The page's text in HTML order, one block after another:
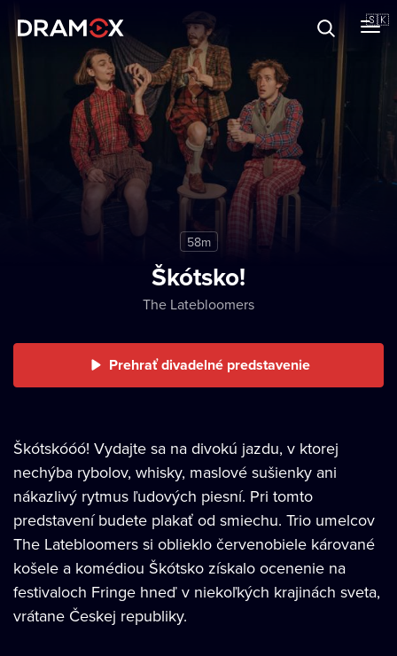
🇸🇰
Darčekové poukazy
Zaregistrujte sa
58m
Škótsko!
The Latebloomers
Prehrať divadelné predstavenie
Škótskóóó! Vydajte sa na divokú jazdu, v ktorej
nechýba rybolov, whisky, maslové sušienky ani
nákazlivý rytmus ľudových piesní. Pri tomto
predstavení budete plakať od smiechu. Trio umelcov
The Latebloomers si oblieklo červenobiele kárované
košele a komédiou Škótsko získalo ocenenie na
festivaloch Fringe hneď v niekoľkých krajinách sveta,
vrátane Českej republiky.